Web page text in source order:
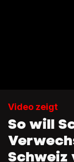
Video zeigt
So will
Schweiz